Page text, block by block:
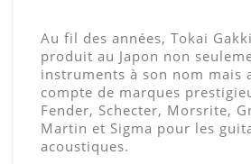
Au fil des années, Tokai
produit au Japon non
instruments à son nom mais
compte de marques
Fender, Schecter, Morsrite,
Martin et Sigma pour les
acoustiques.